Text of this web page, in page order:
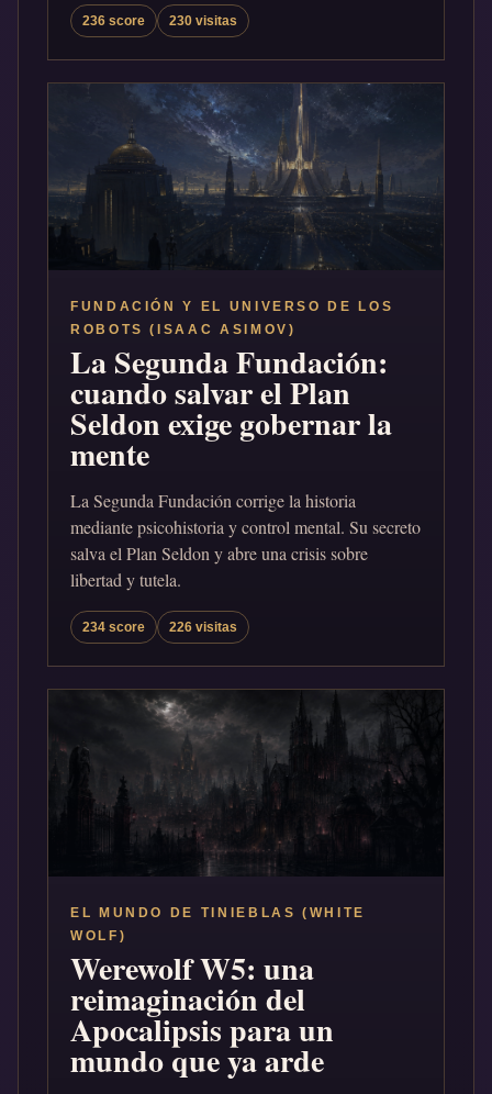
236 score 230 visitas
FUNDACIÓN Y EL UNIVERSO DE LOS
ROBOTS (ISAAC ASIMOV)
La Segunda Fundación:
cuando salvar el Plan
Seldon exige gobernar la
mente
La Segunda Fundación corrige la historia
mediante psicohistoria y control mental. Su secreto
salva el Plan Seldon y abre una crisis sobre
libertad y tutela.
234 score 226 visitas
EL MUNDO DE TINIEBLAS (WHITE
WOLF)
Werewolf W5: una
reimaginación del
Apocalipsis para un
mundo que ya arde